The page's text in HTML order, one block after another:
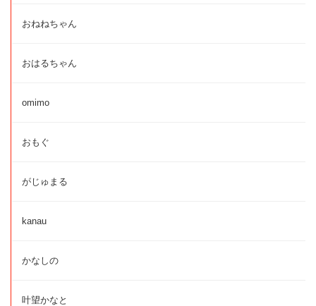
おねねちゃん
おはるちゃん
omimo
おもぐ
がじゅまる
kanau
かなしの
叶望かなと